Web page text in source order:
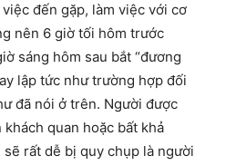
đến gặp, làm việc với cơ
nên 6 giờ tối hôm trước
sáng hôm sau bắt “đương
lập tức như trường hợp đối
đã nói ở trên. Người được
quan hoặc bất khả
rất dễ bị quy chụp là người